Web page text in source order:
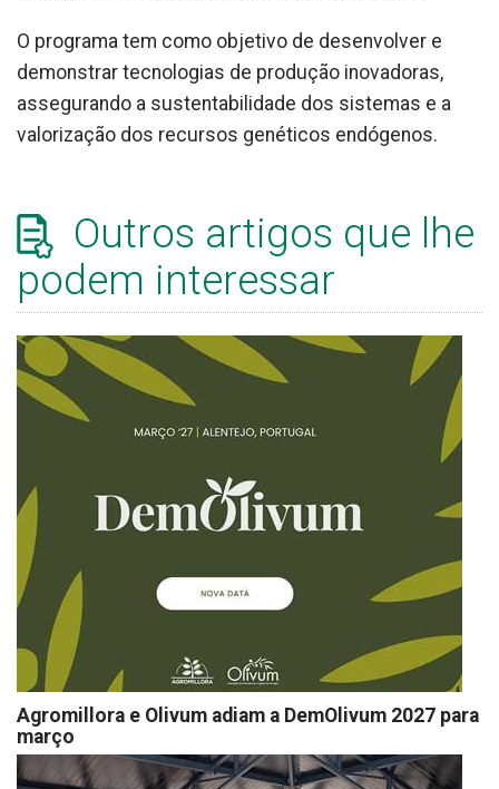
O programa tem como objetivo de desenvolver e
demonstrar tecnologias de produção inovadoras,
assegurando a sustentabilidade dos sistemas e a
valorização dos recursos genéticos endógenos.
Outros artigos que lhe
podem interessar
Agromillora e Olivum adiam a DemOlivum 2027 para
março